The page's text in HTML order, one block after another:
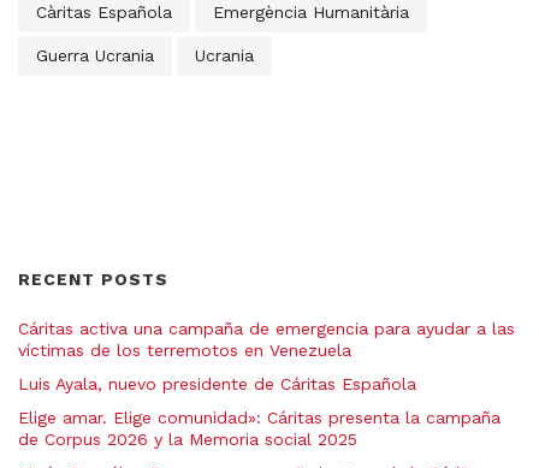
Càritas Española Emergència Humanitària
Guerra Ucrania Ucrania
RECENT POSTS
Cáritas activa una campaña de emergencia para ayudar a las
víctimas de los terremotos en Venezuela
Luis Ayala, nuevo presidente de Cáritas Española
Elige amar. Elige comunidad»: Cáritas presenta la campaña
de Corpus 2026 y la Memoria social 2025